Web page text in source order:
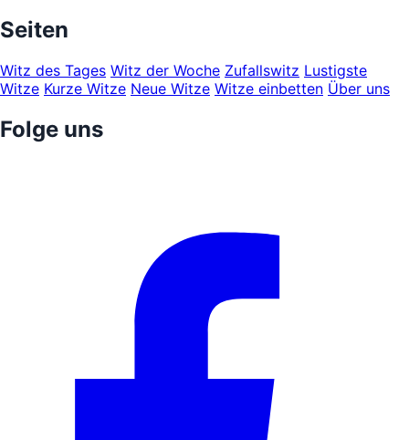
Seiten
Witz des Tages Witz der Woche Zufallswitz Lustigste
Witze Kurze Witze Neue Witze Witze einbetten Über uns
Folge uns